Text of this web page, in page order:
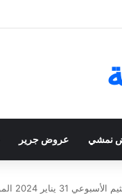
نمشي عروض جرير
2024 الموافق 19 \ 7 \ 1445